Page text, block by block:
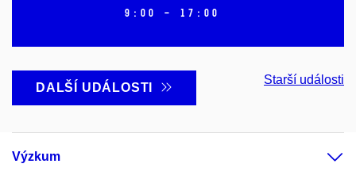
9:00 – 17:00
DALŠÍ UDÁLOSTI
Starší události
Výzkum